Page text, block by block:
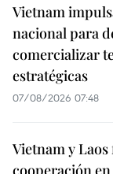
Vietnam
nacional para
comercializar
estratégicas
07/08/2026 07:48
Vietnam y